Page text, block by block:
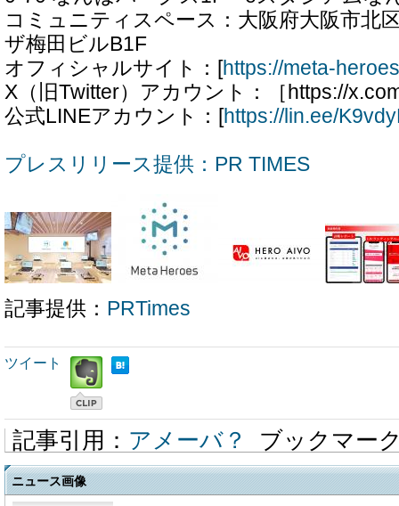
コミュニティスペース：大阪府大阪市北
ザ梅田ビルB1F
オフィシャルサイト：[https://meta-
X（旧Twitter）アカウント：［https://
公式LINEアカウント：[https://lin.ee/
プレスリリース提供：PR TIMES
記事提供： PRTimes
ツイート
記事引用： アメーバ？ ブックマー
ニュース画像